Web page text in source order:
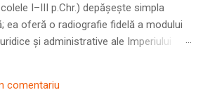
I–III p.Chr.) depășește simpla
ea oferă o radiografie fidelă a modului
și administrative ale Imperiului
excepțională a lumii romane
comentariu